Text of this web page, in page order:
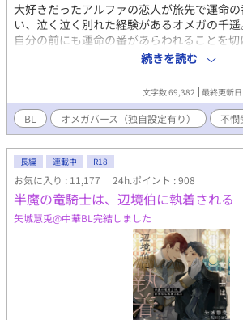
大好きだったアルファの恋人が旅先で運命
い、泣く泣く別れた経験があるオメガの千
自分の前にも運命の番があらわれることを
ガひとりの生活は苦しく、千遥は仕方なく身
を決心する。 ネットで知り合った相手と待
歩いている時、千遥は自分の運命の番を見
が確かに合ったのに運命の番は千遥を避け
彼の隣には美しいオメガがいた。 ベータのよ
オメガが主人公です。 ふんわり現代、ふん
定がふんわりしてます。 完結しました！あ
た。
続きを読む
文字数 69,382 最終更新
BL オメガバース（独自設定有り） 不憫
長編 連載中 R18
お気に入り : 11,177 24h.ポイント : 908
半魔の竜騎士は、辺境伯に執着される
矢城慧兎@中華BL完結しました